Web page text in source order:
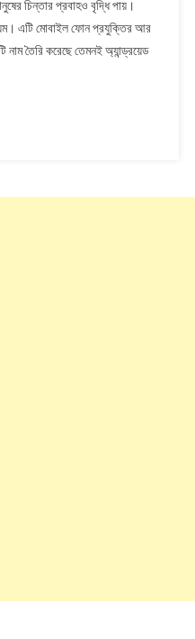
বাড়ানোর
টিপস
চিন্তার প্রবাহও বৃদ্ধি পায়।
এটি মোবাইল ফোন প্রযুক্তির আর
তৈরি করেছে তেমনই অ্যান্ড্রয়েড